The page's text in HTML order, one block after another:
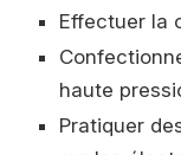
Effectuer la
haute
Pratiquer